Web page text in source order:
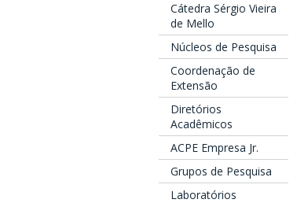
Cátedra Sérgio Vieira
de Mello
Núcleos de Pesquisa
Coordenação de
Extensão
Diretórios
Acadêmicos
ACPE Empresa Jr.
Grupos de Pesquisa
Laboratórios